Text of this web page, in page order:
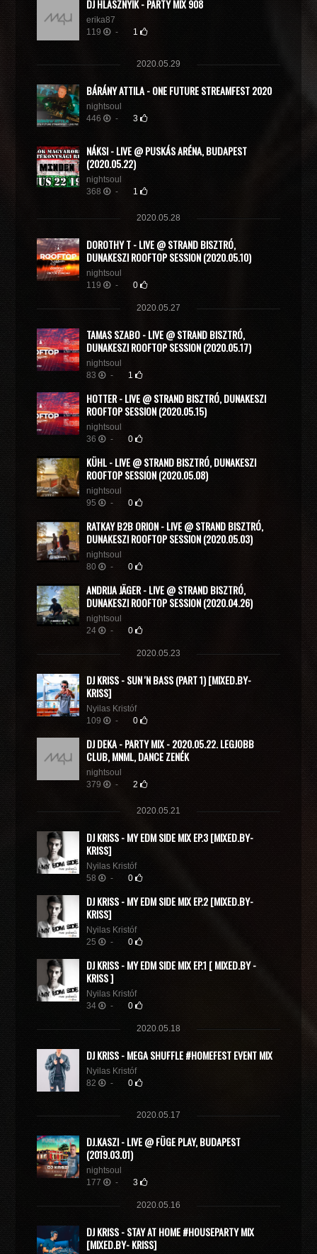
DJ HLASZNYIK - PARTY MIX 908
erika87
119
- 1
2020.05.29
BÁRÁNY ATTILA - ONE FUTURE STREAMFEST 2020
nightsoul
446
- 3
NÁKSI - LIVE @ PUSKÁS ARÉNA, BUDAPEST
(2020.05.22)
nightsoul
368
- 1
2020.05.28
DOROTHY T - LIVE @ STRAND BISZTRÓ,
DUNAKESZI ROOFTOP SESSION (2020.05.10)
nightsoul
119
- 0
2020.05.27
TAMAS SZABO - LIVE @ STRAND BISZTRÓ,
DUNAKESZI ROOFTOP SESSION (2020.05.17)
nightsoul
83
- 1
HOTTER - LIVE @ STRAND BISZTRÓ, DUNAKESZI
ROOFTOP SESSION (2020.05.15)
nightsoul
36
- 0
KÜHL - LIVE @ STRAND BISZTRÓ, DUNAKESZI
ROOFTOP SESSION (2020.05.08)
nightsoul
95
- 0
RATKAY B2B ORION - LIVE @ STRAND BISZTRÓ,
DUNAKESZI ROOFTOP SESSION (2020.05.03)
nightsoul
80
- 0
ANDRIJA JÄGER - LIVE @ STRAND BISZTRÓ,
DUNAKESZI ROOFTOP SESSION (2020.04.26)
nightsoul
24
- 0
2020.05.23
DJ KRISS - SUN 'N BASS (PART 1) [MIXED.BY-
KRISS]
Nyilas Kristóf
109
- 0
DJ DEKA - PARTY MIX - 2020.05.22. LEGJOBB
CLUB, MNML, DANCE ZENÉK
nightsoul
379
- 2
2020.05.21
DJ KRISS - MY EDM SIDE MIX EP.3 [MIXED.BY-
KRISS]
Nyilas Kristóf
58
- 0
DJ KRISS - MY EDM SIDE MIX EP.2 [MIXED.BY-
KRISS]
Nyilas Kristóf
25
- 0
DJ KRISS - MY EDM SIDE MIX EP.1 [ MIXED.BY -
KRISS ]
Nyilas Kristóf
34
- 0
2020.05.18
DJ KRISS - MEGA SHUFFLE #HOMEFEST EVENT MIX
Nyilas Kristóf
82
- 0
2020.05.17
DJ.KASZI - LIVE @ FÜGE PLAY, BUDAPEST
(2019.03.01)
nightsoul
177
- 3
2020.05.16
DJ KRISS - STAY AT HOME #HOUSEPARTY MIX
[MIXED.BY- KRISS]